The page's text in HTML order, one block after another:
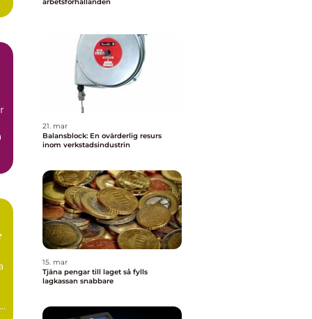
21. mar
Balansblock: En ovärderlig resurs
inom verkstadsindustrin
15. mar
Tjäna pengar till laget så fylls
lagkassan snabbare